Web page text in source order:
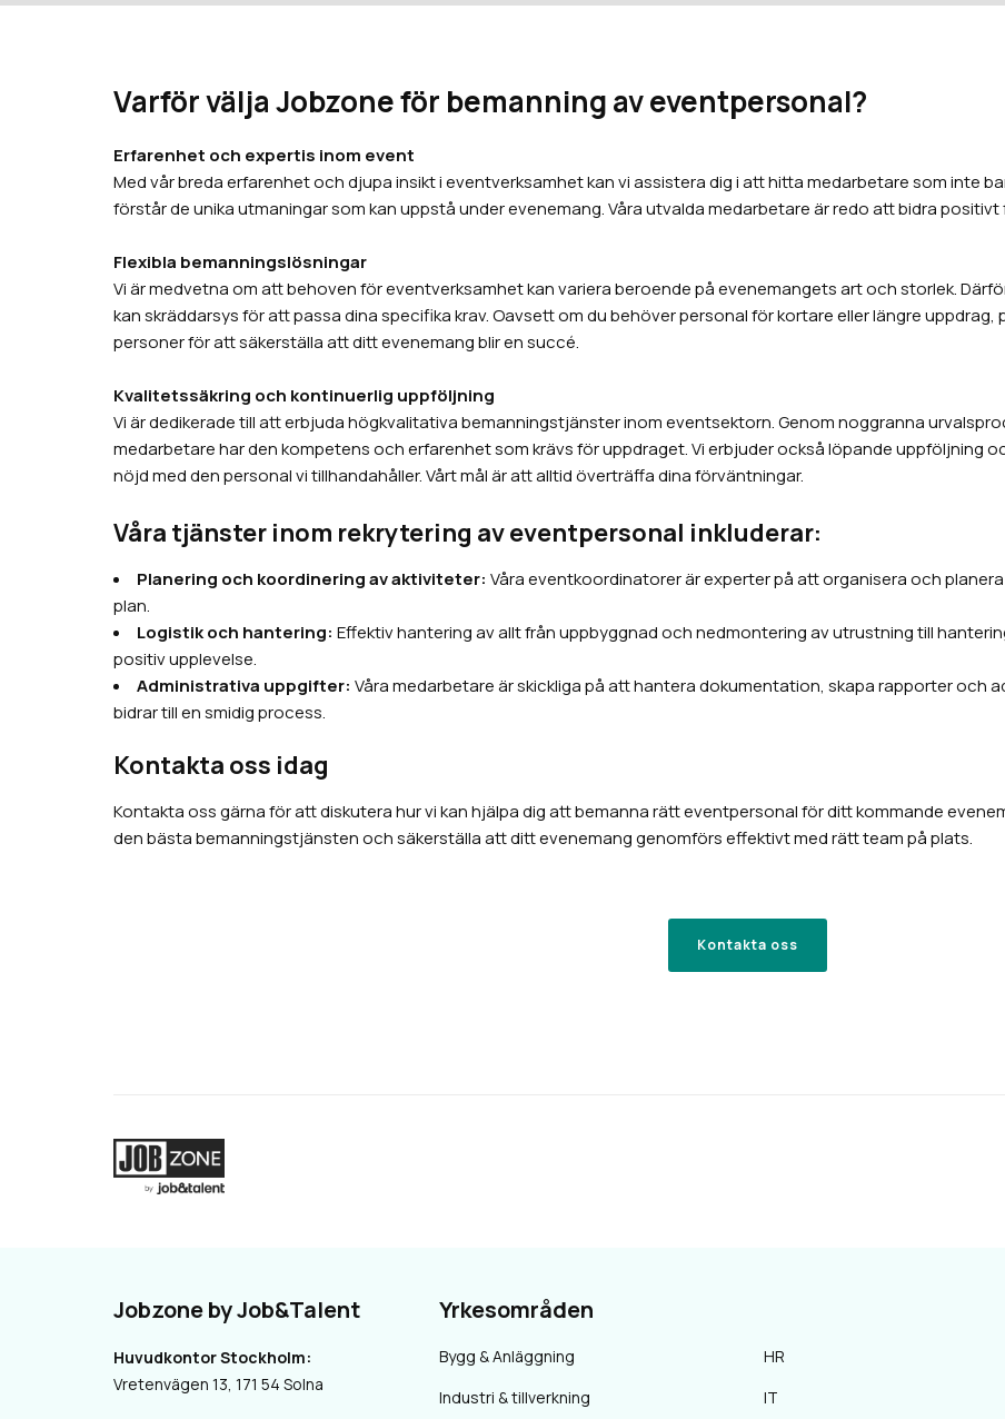
Varför välja Jobzone för bemanning av eventpersonal?
Erfarenhet och expertis inom event
Med vår breda erfarenhet och djupa insikt i eventverksamhet kan vi assistera dig i att hitta medarbetare som inte
förstår de unika utmaningar som kan uppstå under evenemang. Våra utvalda medarbetare är redo att bidra
Flexibla bemanningslösningar
Vi är medvetna om att behoven för eventverksamhet kan variera beroende på evenemangets art och storlek.
kan skräddarsys för att passa dina specifika krav. Oavsett om du behöver personal för kortare eller längre
personer för att säkerställa att ditt evenemang blir en succé.
Kvalitetssäkring och kontinuerlig uppföljning
Vi är dedikerade till att erbjuda högkvalitativa bemanningstjänster inom eventsektorn. Genom noggranna
medarbetare har den kompetens och erfarenhet som krävs för uppdraget. Vi erbjuder också löpande uppföljning
nöjd med den personal vi tillhandahåller. Vårt mål är att alltid överträffa dina förväntningar.
Våra tjänster inom rekrytering av eventpersonal inkluderar:
Planering och koordinering av aktiviteter: Våra eventkoordinatorer är experter på att organisera och
plan.
Logistik och hantering: Effektiv hantering av allt från uppbyggnad och nedmontering av utrustning till
positiv upplevelse.
Administrativa uppgifter: Våra medarbetare är skickliga på att hantera dokumentation, skapa rapporter och
bidrar till en smidig process.
Kontakta oss idag
Kontakta oss gärna för att diskutera hur vi kan hjälpa dig att bemanna rätt eventpersonal för ditt kommande
den bästa bemanningstjänsten och säkerställa att ditt evenemang genomförs effektivt med rätt team på plats.
Kontakta oss
Jobzone by Job&Talent
Huvudkontor Stockholm:
Vretenvägen 13, 171 54 Solna
Yrkesområden
Bygg & Anläggning
Industri & tillverkning
HR
IT